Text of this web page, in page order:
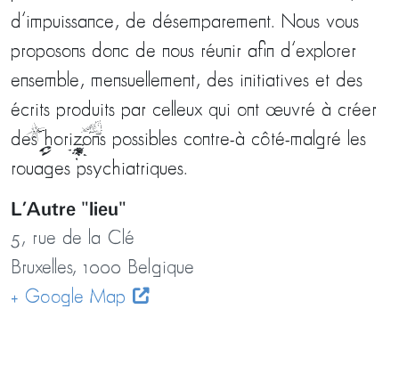
d’impuissance, de désemparement. Nous vous
proposons donc de nous réunir afin d’explorer
ensemble, mensuellement, des initiatives et des
écrits produits par celleux qui ont œuvré à créer
des horizons** possibles contre-à côté-malgré les
rouages psychiatriques.
L’Autre "lieu"
5, rue de la Clé
Bruxelles, 1000 Belgique
+ Google Map